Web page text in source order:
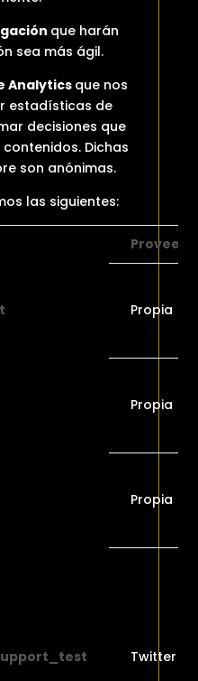
que harán
sea más ágil.
Analyticsque nos
estadísticas de
decisiones que
Dichas
son anónimas.
las siguientes:
Propia
Propia
Propia
Twitter